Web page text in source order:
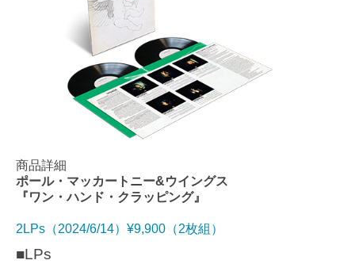
商品詳細
ポール・マッカートニー&ウイングス
『ワン・ハンド・クラッピング』
2LPs（2024/6/14）¥9,900（2枚組）
■LPs